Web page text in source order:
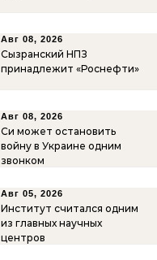
Авг 08, 2026
Сызранский НПЗ
принадлежит «Роснефти»
Авг 08, 2026
Си может остановить
войну в Украине одним
звонком
Авг 05, 2026
Институт считался одним
из главных научных
центров